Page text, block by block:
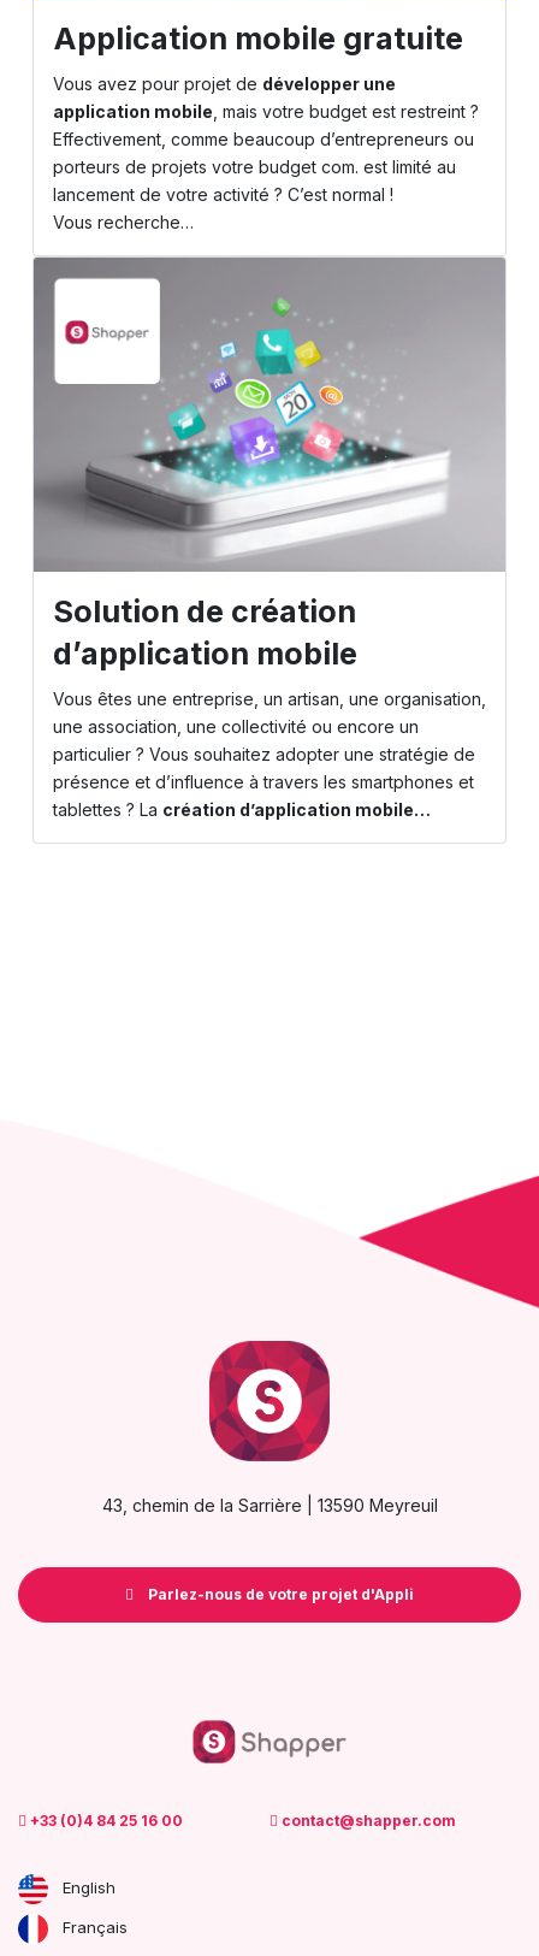
Application mobile gratuite
Vous avez pour projet de développer une
application mobile , mais votre budget est restreint ?
Effectivement, comme beaucoup d’entrepreneurs ou
porteurs de projets votre budget com. est limité au
lancement de votre activité ? C’est normal !
Vous recherche…
Solution de création
d’application mobile
Vous êtes une entreprise, un artisan, une organisation,
une association, une collectivité ou encore un
particulier ? Vous souhaitez adopter une stratégie de
présence et d’influence à travers les smartphones et
tablettes ? La création d’application mobile…
43, chemin de la Sarrière | 13590 Meyreuil
Parlez-nous de votre projet d'Appli
+33 (0)4 84 25 16 00 contact@shapper.com
English
Français